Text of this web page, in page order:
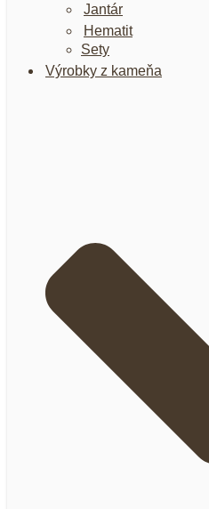
Jantár
Hematit
Sety
Výrobky z kameňa